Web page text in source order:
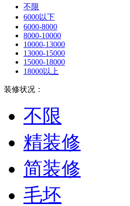
不限
6000以下
6000-8000
8000-10000
10000-13000
13000-15000
15000-18000
18000以上
装修状况：
不限
精装修
简装修
毛坯